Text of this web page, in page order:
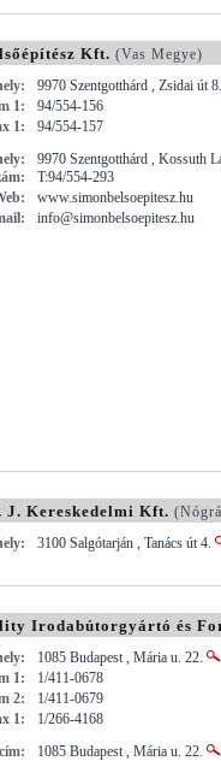
Kft. (Vas Megye)
9970 Szentgotthárd , Zsidai út 8.
1:
94/554-156
1:
94/554-157
9970 Szentgotthárd , Kossuth
T:94/554-293
www.simonbelsoepitesz.hu
info@simonbelsoepitesz.hu
J. Kereskedelmi Kft.
3100 Salgótarján , Tanács út 4.
Irodabútorgyártó és
1085 Budapest , Mária u. 22.
1:
1/411-0678
2:
1/411-0679
1:
1/266-4168
1085 Budapest , Mária u. 22.